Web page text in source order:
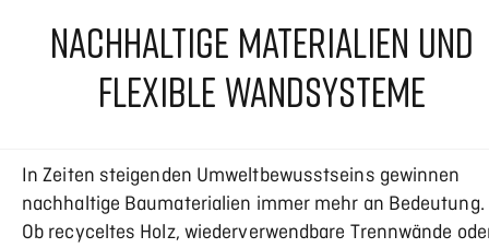
NACHHALTIGE MATERIALIEN UND
FLEXIBLE WANDSYSTEME
In Zeiten steigenden Umweltbewusstseins gewinnen
nachhaltige Baumaterialien immer mehr an Bedeutung.
Ob recyceltes Holz, wiederverwendbare Trennwände